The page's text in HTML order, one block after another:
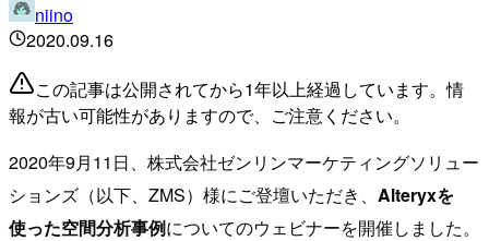
niino
2020.09.16
この記事は公開されてから1年以上経過しています。情
報が古い可能性がありますので、ご注意ください。
2020年9月11日、株式会社ゼンリンマーケティングソリュー
ションズ（以下、ZMS）様にご登壇いただき、 Alteryxを
使った空間分析事例についてのウェビナーを開催しました。